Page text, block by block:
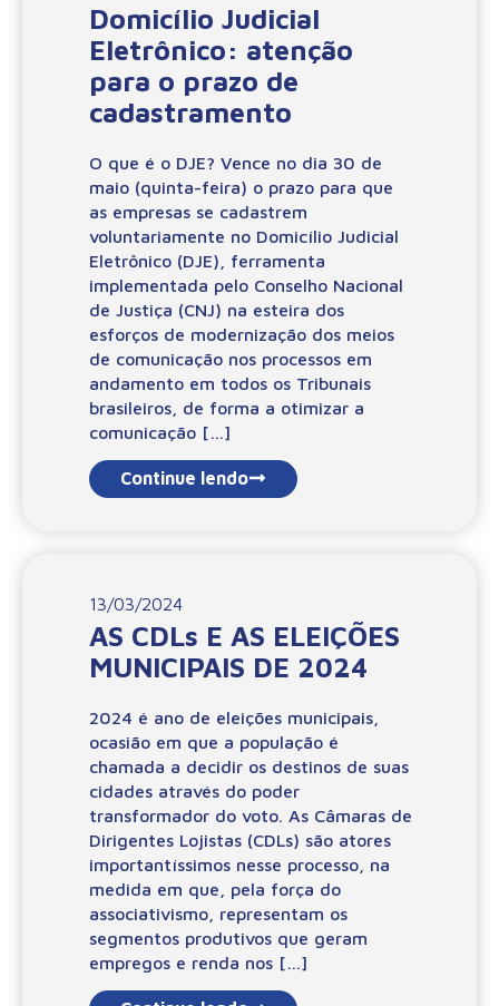
Domicílio Judicial
Eletrônico: atenção
para o prazo de
cadastramento
O que é o DJE? Vence no dia 30 de
maio (quinta-feira) o prazo para que
as empresas se cadastrem
voluntariamente no Domicílio Judicial
Eletrônico (DJE), ferramenta
implementada pelo Conselho Nacional
de Justiça (CNJ) na esteira dos
esforços de modernização dos meios
de comunicação nos processos em
andamento em todos os Tribunais
brasileiros, de forma a otimizar a
comunicação […]
Continue lendo
13/03/2024
AS CDLs E AS ELEIÇÕES
MUNICIPAIS DE 2024
2024 é ano de eleições municipais,
ocasião em que a população é
chamada a decidir os destinos de suas
cidades através do poder
transformador do voto. As Câmaras de
Dirigentes Lojistas (CDLs) são atores
importantíssimos nesse processo, na
medida em que, pela força do
associativismo, representam os
segmentos produtivos que geram
empregos e renda nos […]